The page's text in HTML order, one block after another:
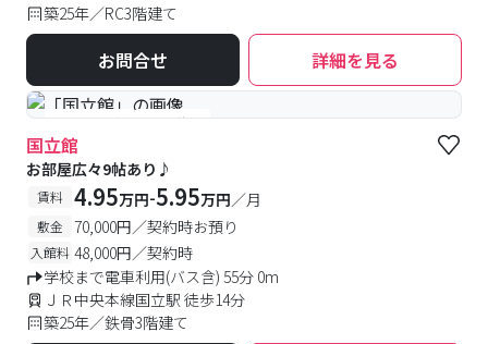
築25年／RC3階建て
お問合せ 詳細を見る
#予約受付中 #空室待ち
国立館
お部屋広々9帖あり♪
賃料 4.95万円-5.95万円／月
敷金 70,000円／契約時お預り
入館料 48,000円／契約時
学校まで電車利用(バス含) 55分 0m
ＪＲ中央本線国立駅 徒歩14分
築25年／鉄骨3階建て